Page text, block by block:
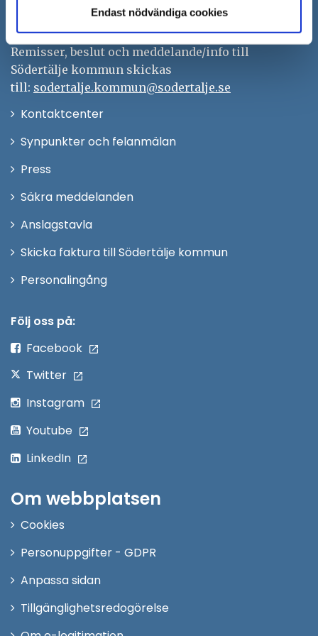
Endast nödvändiga cookies
kontaktcenter@sodertalje.se
Org.nr. 212000–0159
Remisser, beslut och meddelande/info till
Södertälje kommun skickas
till: sodertalje.kommun@sodertalje.se
KontaktcenterÖppna
Synpunkter och felanmälan
Press
fönster
Säkra meddelanden
Anslagstavla
Skicka faktura till Södertälje kommun
PersonalingångÖppna
Följ oss på:
Facebook
Twitter
Instagram
Youtube
LinkedIn
Om webbplatsen
Cookies
Personuppgifter - GDPR
Anpassa sidan
Tillgänglighetsredogörelse